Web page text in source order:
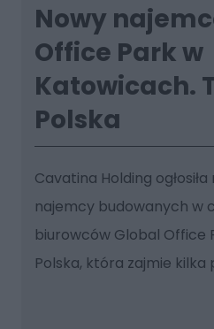
Nowy
Office Park w
Katowicach.
Polska
Cavatina Holding
najemcy budowanych w
biurowców Global Office
Polska, która zajmie kilka